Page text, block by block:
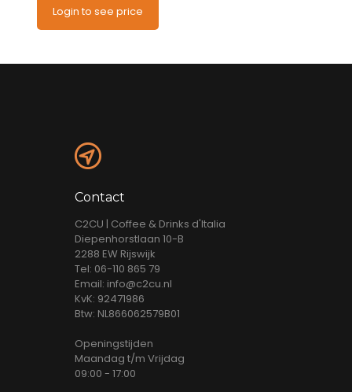
Login to see price
Contact
C2CU | Coffee & Drinks d'Italia
Diepenhorstlaan 10-B
2288 EW Rijswijk
Tel: 06-110 865 79
Email: info@c2cu.nl
KvK: 92471986
Btw: NL866062579B01
Openingstijden
Maandag t/m Vrijdag
09:00 - 17:00